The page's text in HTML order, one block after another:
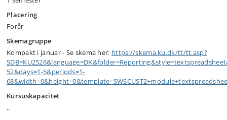
Placering
Forår
Skemagruppe
Kompakt i januar - Se skema her: https:/​/​skema.ku.dk/​tt/​tt.asp?
52&days=1-5&periods=1-
Kursuskapacitet
..